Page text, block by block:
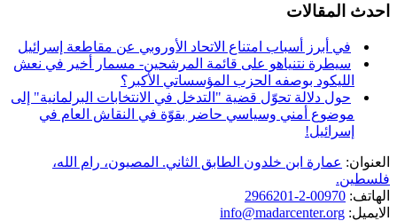
احدث المقالات
في أبرز أسباب امتناع الاتحاد الأوروبي عن مقاطعة إسرائيل
سيطرة نتنياهو على قائمة المرشحين- مسمار أخير في نعش
الليكود بوصفه الحزب المؤسساتي الأكبر؟
حول دلالة تحوّل قضية "التدخل في الانتخابات البرلمانية" إلى
موضوع أمني وسياسي حاضر بقوّة في النقاش العام في
إسرائيل!
العنوان: عمارة ابن خلدون الطابق الثاني. المصيون، رام الله،
فلسطين.
الهاتف: 00970-2-2966201
الايميل: info@madarcenter.org